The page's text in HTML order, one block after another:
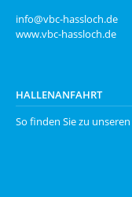
info@vbc-hassloch.de
www.vbc-hassloch.de
HALLENANFAHRT
So finden Sie zu unseren